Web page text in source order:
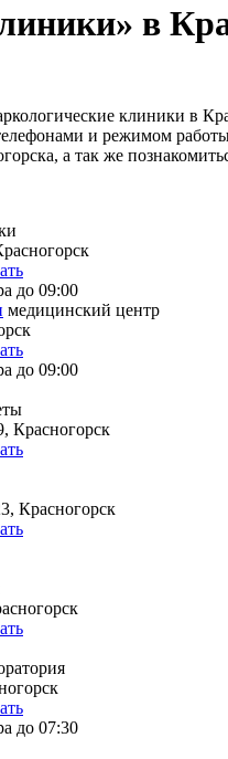
в
клиники в
и режимом
а так же
до 09:00
медицинский центр
до 09:00
Красногорск
Красногорск
до 07:30